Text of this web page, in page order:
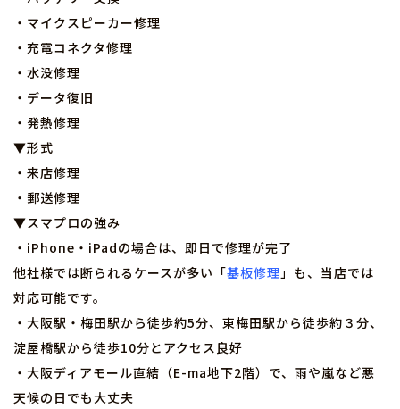
・マイクスピーカー修理
・充電コネクタ修理
・水没修理
・データ復旧
・発熱修理
▼形式
・来店修理
・郵送修理
▼スマプロの強み
・iPhone・iPadの場合は、即日で修理が完了
他社様では断られるケースが多い「基板修理」も、当店では
対応可能です。
・大阪駅・梅田駅から徒歩約5分、東梅田駅から徒歩約３分、
淀屋橋駅から徒歩10分とアクセス良好
・大阪ディアモール直結（E-ma地下2階）で、雨や嵐など悪
天候の日でも大丈夫